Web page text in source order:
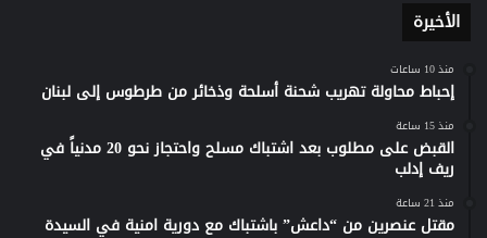
الأخيرة
منذ 10 ساعات
إحباط محاولة تهريب شحنة أسلحة وذخائر من طرطوس إلى لبنان
منذ 15 ساعة
القبض على مطلوب بعد اشتباك مسلح واحتجاز نحو 20 مدنياً في
ريف إدلب
منذ 21 ساعة
مقتل عنصرين من “داعش” باشتباك مع دورية امنية في السيدة